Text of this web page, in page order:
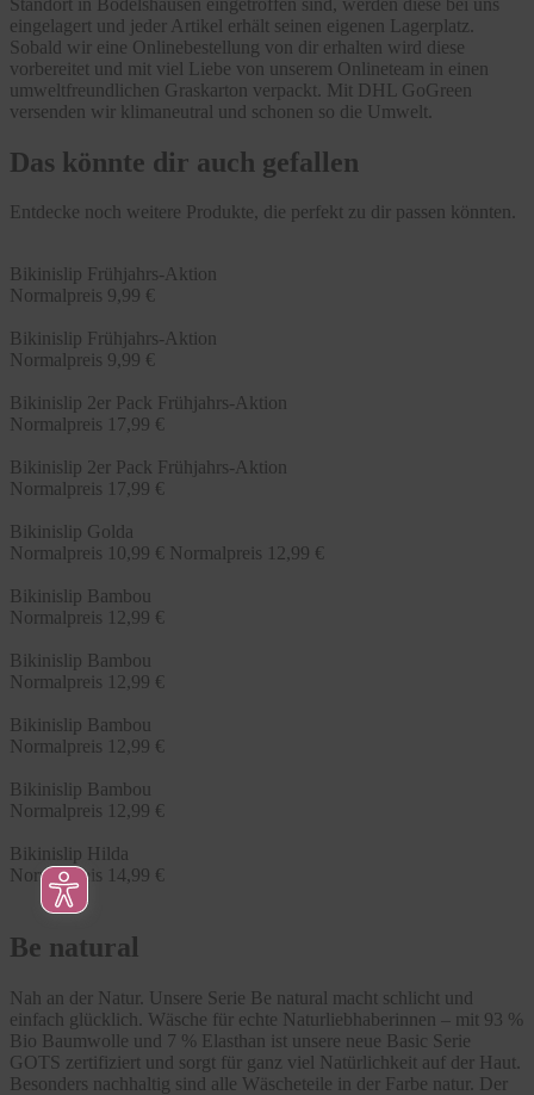
eingelagert und jeder Artikel erhält seinen eigenen Lagerplatz.
Sobald wir eine Onlinebestellung von dir erhalten wird diese
vorbereitet und mit viel Liebe von unserem Onlineteam in einen
umweltfreundlichen Graskarton verpackt. Mit DHL GoGreen
versenden wir klimaneutral und schonen so die Umwelt.
Das könnte dir auch gefallen
Entdecke noch weitere Produkte, die perfekt zu dir passen könnten.
Bikinislip Frühjahrs-Aktion
Normalpreis 9,99 €
Bikinislip Frühjahrs-Aktion
Normalpreis 9,99 €
Bikinislip 2er Pack Frühjahrs-Aktion
Normalpreis 17,99 €
Bikinislip 2er Pack Frühjahrs-Aktion
Normalpreis 17,99 €
Bikinislip Golda
Normalpreis 10,99 € Normalpreis 12,99 €
Bikinislip Bambou
Normalpreis 12,99 €
Bikinislip Bambou
Normalpreis 12,99 €
Bikinislip Bambou
Normalpreis 12,99 €
Bikinislip Bambou
Normalpreis 12,99 €
Bikinislip Hilda
Normalpreis 14,99 €
Be natural
Nah an der Natur. Unsere Serie Be natural macht schlicht und
einfach glücklich. Wäsche für echte Naturliebhaberinnen – mit 93 %
Bio Baumwolle und 7 % Elasthan ist unsere neue Basic Serie
GOTS zertifiziert und sorgt für ganz viel Natürlichkeit auf der Haut.
Besonders nachhaltig sind alle Wäscheteile in der Farbe natur. Der